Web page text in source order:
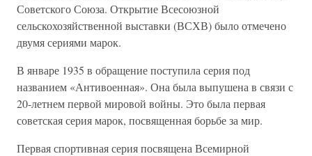
Советского Союза. Открытие Всесоюзной
сельскохозяйственной выставки (ВСХВ) было отмечено
двумя сериями марок.
В январе 1935 в обращение поступила серия под
названием «Антивоенная». Она была выпушена в связи с
20-летнем первой мировой войны. Это была первая
советская серия марок, посвященная борьбе за мир.
Первая спортивная серия посвящена Всемирной